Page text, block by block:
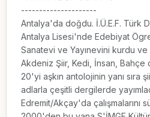
---------------------
Antalya'da doğdu. İ.Ü.E.F. Türk
Antalya Lisesi'nde Edebiyat
Sanatevi ve Yayınevini kurdu
Akdeniz Şiir, Kedi, İnsan, Bahçe
20'yi aşkın antolojinin yanı sıra
adlarla çeşitli dergilerde
Edremit/Akçay'da çalışmalarını